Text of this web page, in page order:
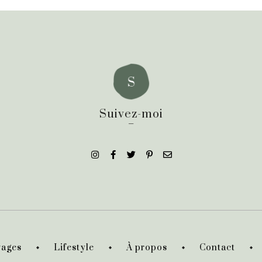
Suivez-moi
_
Lifestyle À propos Contact